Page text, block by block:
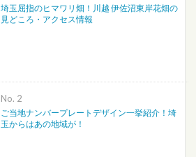
埼玉屈指のヒマワリ畑！川越 伊佐沼東岸花畑の
見どころ・アクセス情報
No.
ご当地ナンバープレートデザイン一挙紹介！埼
玉からはあの地域が！